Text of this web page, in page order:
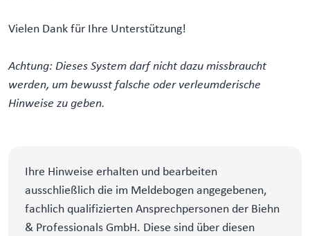
Vielen Dank für Ihre Unterstützung!
Achtung: Dieses System darf nicht dazu missbraucht
werden, um bewusst falsche oder verleumderische
Hinweise zu geben.
Ihre Hinweise erhalten und bearbeiten
ausschließlich die im Meldebogen angegebenen,
fachlich qualifizierten Ansprechpersonen der Biehn
& Professionals GmbH. Diese sind über diesen